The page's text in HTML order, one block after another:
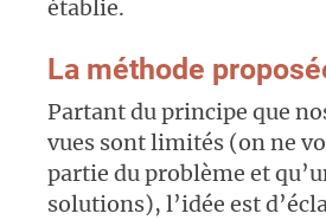
établie.
La méthode
Partant du principe que
vues sont limités (on ne
partie du problème et
solutions), l’idée est